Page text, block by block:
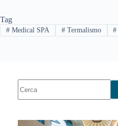
Tag
#Medical SPA #Termalismo #
risultato